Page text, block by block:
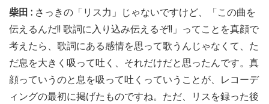
柴田 : さっきの「リス力」じゃないですけど、「この曲を
伝えるんだ!! 歌詞に入り込み伝えるぞ!!」ってことを真顔で
考えたら、歌詞にある感情を思って歌うんじゃなくて、た
だ息を大きく吸って吐く、それだけだと思ったんです。真
顔っていうのと息を吸って吐くっていうことが、レコーデ
ィングの最初に掲げたものですね。ただ、リスを録った後